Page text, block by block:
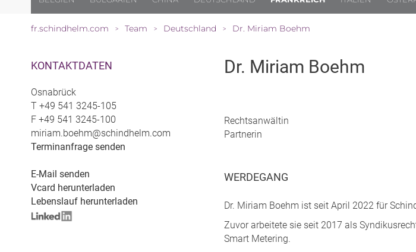
fr.schindhelm.com > Team > Deutschland > Dr. Miriam Boehm
KONTAKTDATEN
Osnabrück
T +49 541 3245-105
F +49 541 3245-100
miriam.boehm@schindhelm.com
Terminanfrage senden
E-Mail senden
Vcard herunterladen
Lebenslauf herunterladen
Dr. Miriam Boehm
Rechtsanwältin
Partnerin
WERDEGANG
Dr. Miriam Boehm ist seit April 2022 für
Zuvor arbeitete sie seit 2017 als
Smart Metering.